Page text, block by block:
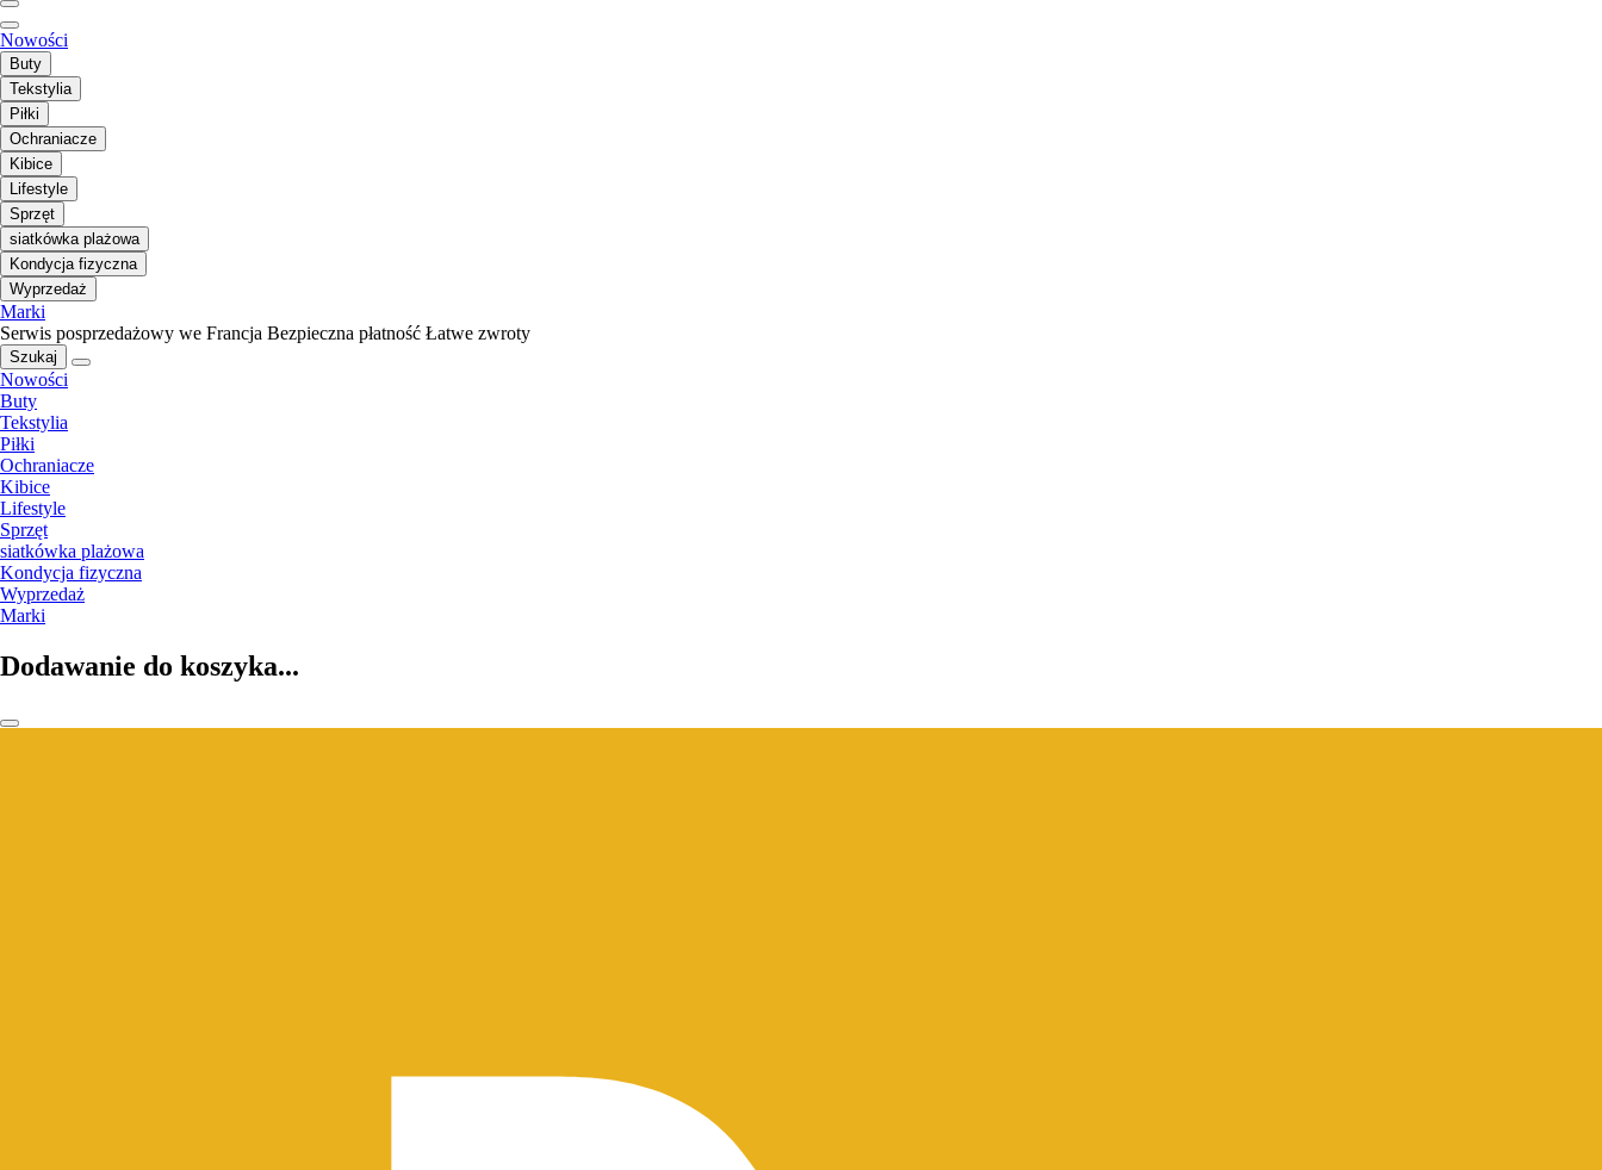
Nowości
Buty
Tekstylia
Piłki
Ochraniacze
Kibice
Lifestyle
Sprzęt
siatkówka plażowa
Kondycja fizyczna
Wyprzedaż
Marki
Serwis posprzedażowy we Francja Bezpieczna płatność Łatwe zwroty
Szukaj
Nowości
Buty
Tekstylia
Piłki
Ochraniacze
Kibice
Lifestyle
Sprzęt
siatkówka plażowa
Kondycja fizyczna
Wyprzedaż
Marki
Dodawanie do koszyka...